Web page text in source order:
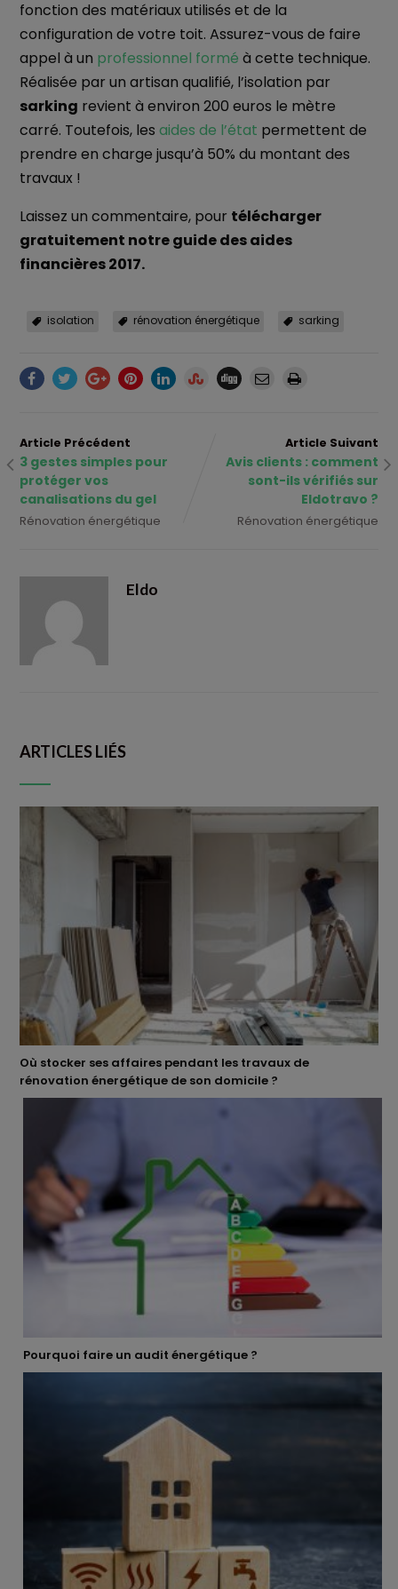
fonction des matériaux utilisés et de la
configuration de votre toit. Assurez-vous de faire
appel à un professionnel formé à cette technique.
Réalisée par un artisan qualifié, l’isolation par
sarking revient à environ 200 euros le mètre
carré. Toutefois, les aides de l’état permettent de
prendre en charge jusqu’à 50% du montant des
travaux !
Laissez un commentaire, pour télécharger
gratuitement notre guide des aides
financières 2017.
isolation rénovation énergétique sarking
Article Précédent
3 gestes simples pour
protéger vos
canalisations du gel
Rénovation énergétique
Article Suivant
Avis clients : comment
sont-ils vérifiés sur
Eldotravo ?
Rénovation énergétique
Eldo
ARTICLES LIÉS
Où stocker ses affaires pendant les travaux de
rénovation énergétique de son domicile ?
Pourquoi faire un audit énergétique ?